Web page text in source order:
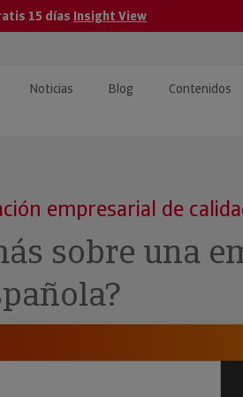
15 días Insight View
Noticias Blog Contenidos
empresarial de
sobre una